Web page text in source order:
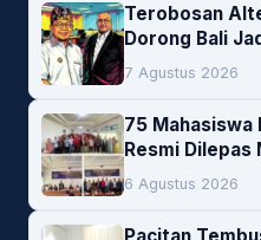
Terobosan
Dorong Bali
Pembiayaan
7 Agustus 2026
75 Mahasiswa
Resmi Dilepas
Empat Pesan
6 Agustus 2026
Pacitan